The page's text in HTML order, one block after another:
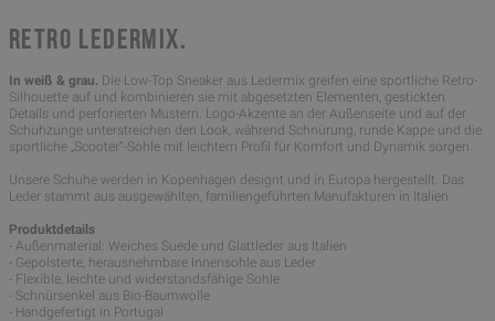
RETRO LEDERMIX.
In weiß & grau. Die Low-Top Sneaker aus Ledermix greifen eine sportliche Retro-
Silhouette auf und kombinieren sie mit abgesetzten Elementen, gestickten
Details und perforierten Mustern. Logo-Akzente an der Außenseite und auf der
Schuhzunge unterstreichen den Look, während Schnürung, runde Kappe und die
sportliche „Scooter“-Sohle mit leichtem Profil für Komfort und Dynamik sorgen.
Unsere Schuhe werden in Kopenhagen designt und in Europa hergestellt. Das
Leder stammt aus ausgewählten, familiengeführten Manufakturen in Italien.
Produktdetails
- Außenmaterial: Weiches Suede und Glattleder aus Italien
- Gepolsterte, herausnehmbare Innensohle aus Leder
- Flexible, leichte und widerstandsfähige Sohle
- Schnürsenkel aus Bio-Baumwolle
- Handgefertigt in Portugal